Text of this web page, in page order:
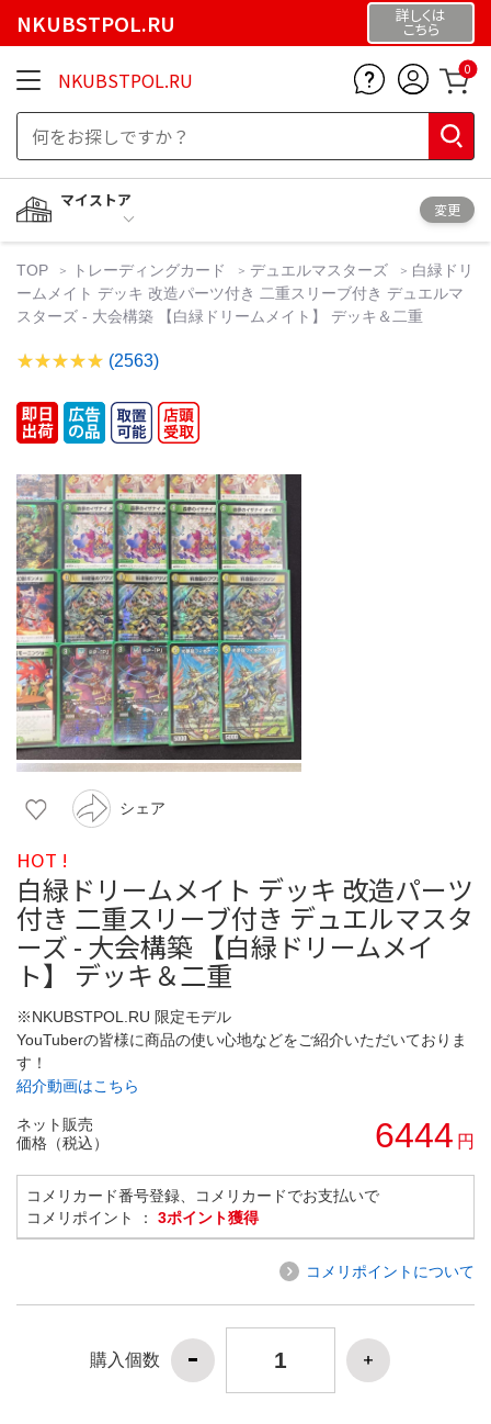
NKUBSTPOL.RU 詳しくは
こちら
NKUBSTPOL.RU 0
マイストア
変更
TOP トレーディングカード デュエルマスターズ
白緑ドリ
ームメイト デッキ 改造パーツ付き 二重スリーブ付き デュエルマ
スターズ - 大会構築 【白緑ドリームメイト】 デッキ＆二重
(2563)
シェア
HOT !
白緑ドリームメイト デッキ 改造パーツ
付き 二重スリーブ付き デュエルマスタ
ーズ - 大会構築 【白緑ドリームメイ
ト】 デッキ＆二重
※NKUBSTPOL.RU 限定モデル
YouTuberの皆様に商品の使い心地などをご紹介いただいておりま
す！
紹介動画はこちら
ネット販売
価格（税込）
6444 円
コメリカード番号登録、コメリカードでお支払いで
コメリポイント ： 3ポイント獲得
コメリポイントについて
購入個数